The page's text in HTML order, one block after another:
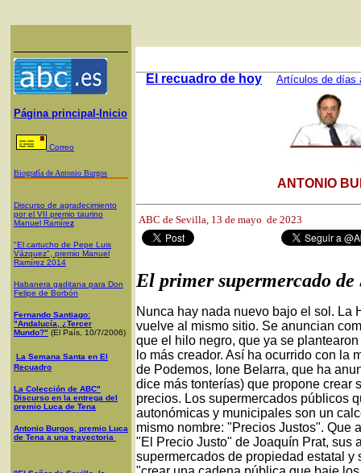
Página principal-Inicio
Correo
Biografía de Antonio Burgos
Discurso de agradecimiento
por el VII premio taurino
Manuel Ramírez
"El cartucho de Pepe Luis
Vázquez", premio Manuel
Ramírez 2014
Habanera gaditana para Don
Felipe de Borbón
Fernando Santiago:
"Andalucía, ¿Tercer
Mundo?" (El País, 10/7/2006)
La Semana Santa en El
Recuadro
La Colección de ABC"
Discurso en la entrega del
premio Luca de Tena
Antonio Burgos, premio Luca
de Tena a una trayectoria
El recuadro de hoy Artículos de días
ANTONIO
ABC de Sevilla, 13 de mayo de 2023
El primer supermercado de
Nunca hay nada nuevo bajo el sol. La
vuelve al mismo sitio. Se anuncian
que el hilo negro, que ya se
lo más creador. Así ha ocurrido con la
de Podemos, Ione Belarra, que ha
dice más tonterías) que propone crear
precios. Los supermercados públicos
autonómicas y municipales son un
mismo nombre: "Precios Justos". Que
"El Precio Justo" de Joaquín Prat, sus
supermercados de propiedad estatal